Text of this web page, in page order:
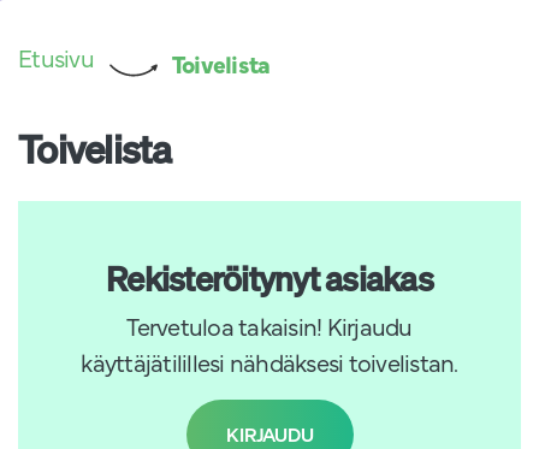
Etusivu Toivelista
Toivelista
Rekisteröitynyt asiakas
Tervetuloa takaisin! Kirjaudu
käyttäjätilillesi nähdäksesi toivelistan.
KIRJAUDU